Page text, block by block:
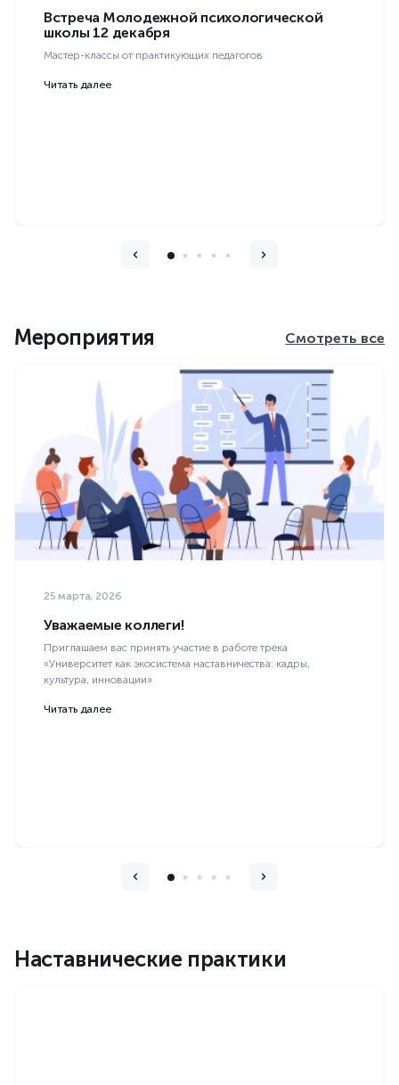
Встреча Молодежной психологической
школы 12 декабря
Мастер-классы от практикующих педагогов
Читать далее
Мероприятия Смотреть все
25 марта, 2026
Уважаемые коллеги!
Приглашаем вас принять участие в работе трека
«Университет как экосистема наставничества: кадры,
культура, инновации»
Читать далее
Наставнические практики